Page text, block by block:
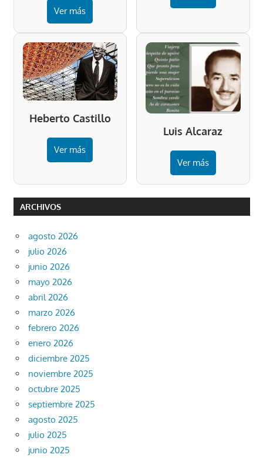
Ver más
Heberto Castillo
Ver más
Luis Alcaraz
Ver más
ARCHIVOS
agosto 2026
julio 2026
junio 2026
mayo 2026
abril 2026
marzo 2026
febrero 2026
enero 2026
diciembre 2025
noviembre 2025
octubre 2025
septiembre 2025
agosto 2025
julio 2025
junio 2025